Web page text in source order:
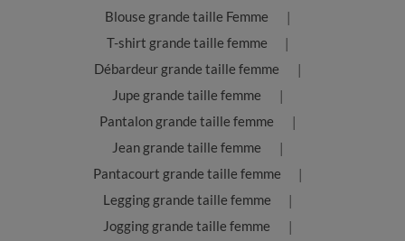
Blouse grande taille Femme
T-shirt grande taille femme
Débardeur grande taille femme
Jupe grande taille femme
Pantalon grande taille femme
Jean grande taille femme
Pantacourt grande taille femme
Legging grande taille femme
Jogging grande taille femme